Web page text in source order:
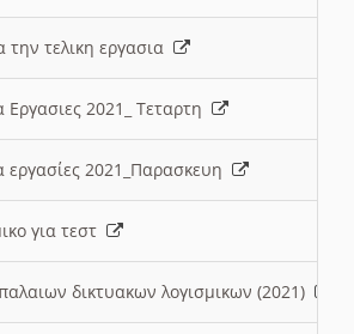
την τελικη εργασια
Εργασιες 2021_ Τεταρτη
εργασίες 2021_Παρασκευη
για τεστ
δικτυακων λογισμικων (2021)